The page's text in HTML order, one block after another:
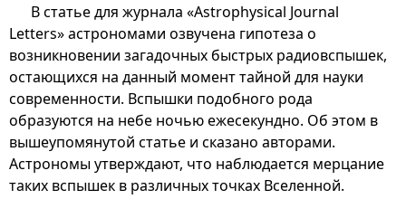
В статье для журнала «Astrophysical Journal
Letters» астрономами озвучена гипотеза о
возникновении загадочных быстрых радиовспышек,
остающихся на данный момент тайной для науки
современности. Вспышки подобного рода
образуются на небе ночью ежесекундно. Об этом в
вышеупомянутой статье и сказано авторами.
Астрономы утверждают, что наблюдается мерцание
таких вспышек в различных точках Вселенной.